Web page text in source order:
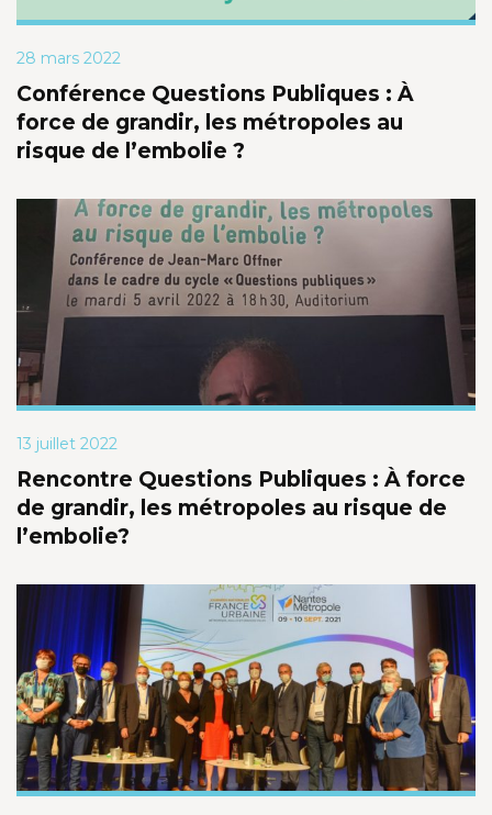
28 mars 2022
Conférence Questions Publiques : À
force de grandir, les métropoles au
risque de l’embolie ?
13 juillet 2022
Rencontre Questions Publiques : À force
de grandir, les métropoles au risque de
l’embolie?